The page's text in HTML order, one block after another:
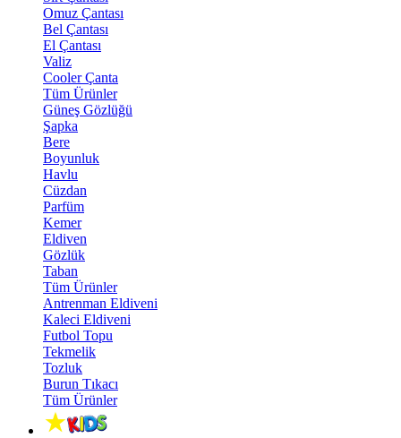
Omuz Çantası
Bel Çantası
El Çantası
Valiz
Cooler Çanta
Tüm Ürünler
Güneş Gözlüğü
Şapka
Bere
Boyunluk
Havlu
Cüzdan
Parfüm
Kemer
Eldiven
Gözlük
Taban
Tüm Ürünler
Antrenman Eldiveni
Kaleci Eldiveni
Futbol Topu
Tekmelik
Tozluk
Burun Tıkacı
Tüm Ürünler